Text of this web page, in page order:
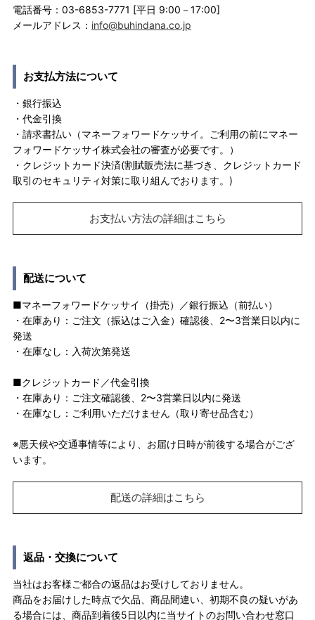
電話番号：03-6853-7771 [平日 9:00－17:00]
メールアドレス： info@buhindana.co.jp
お支払方法について
・銀行振込
・代金引換
・請求書払い（マネーフォワードケッサイ。ご利用の前にマネー
フォワードケッサイ株式会社の審査が必要です。）
・クレジットカード決済(割賦販売法に基づき、クレジットカード
取引のセキュリティ対策に取り組んでおります。)
お支払い方法の詳細はこちら
配送について
■マネーフォワードケッサイ（掛売）／銀行振込（前払い）
・在庫あり：ご注文（振込はご入金）確認後、2〜3営業日以内に
発送
・在庫なし：入荷次第発送
■クレジットカード／代金引換
・在庫あり：ご注文確認後、2〜3営業日以内に発送
・在庫なし：ご利用いただけません（取り寄せ品含む）
※悪天候や交通事情等により、お届け日時が前後する場合がござ
います。
配送の詳細はこちら
返品・交換について
当社はお客様ご都合の返品はお受けしておりません。
商品をお届けした時点で欠品、商品間違い、初期不良の疑いがあ
る場合には、商品到着後5日以内に当サイトのお問い合わせ窓口